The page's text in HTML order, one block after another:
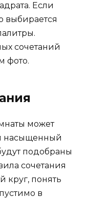
Если
выбирается
сочетаний
фото.
может
насыщенный
подобраны
сочетания
круг, понять
в